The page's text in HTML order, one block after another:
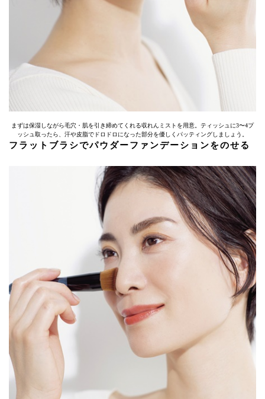
まずは保湿しながら毛穴・肌を引き締めてくれる収れんミストを用意。ティッシュに3〜4プ
ッシュ取ったら、汗や皮脂でドロドロになった部分を優しくパッティングしましょう。
フラットブラシでパウダーファンデーションをのせる